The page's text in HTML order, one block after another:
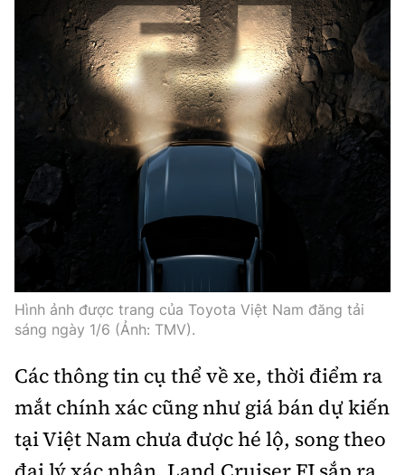
Tổng biên tập:Nguyễn Thị Hồng Nga
Trưởng ban Ô tô - Xe máy:Nguyễn Tiến Mạnh
Giấy phép số: 03/GP-BC, cấp ngày 22/4/2025
Chuyên trang của Báo Xây dựng
Tòa soạn: Số 2 Nguyễn Công Hoan, phường Giảng Võ,
Hà Nội.
Hotline: 0967 376 459;
Liên hệ quảng cáo phát hành: 0915.057.282
Email:
bandoc@baoxaydung.vn
Hình ảnh được trang của Toyota Việt Nam đăng tải
sáng ngày 1/6 (Ảnh: TMV).
Các thông tin cụ thể về xe, thời điểm ra
mắt chính xác cũng như giá bán dự kiến
tại Việt Nam chưa được hé lộ, song theo